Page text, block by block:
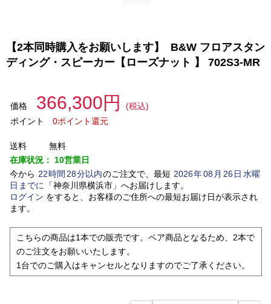
【2本同時購入をお願いします】 B&W フロアスタン
ディング・スピーカー【ローズナット 】 702S3-MR
価格 366,300円
(税込)
ポイント
0ポイント還元
送料
無料
在庫状況： 10営業日
今から 22時間 28分以内のご注文で、最短 2026年08 月 26日水曜
日 までに 「神奈川県横浜市」 へお届けします。
ログイン をすると、お客様のご住所への最短お届け日が表示され
ます。
こちらの商品は1本での販売です。ペア商品となるため、2本で
のご注文をお願いいたします。
1台でのご購入はキャンセルとなりますのでご了承ください。